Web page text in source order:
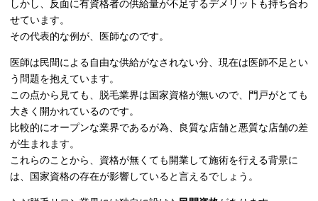
しかし、反面に有資格者の供給量が不足するデメリットも持ち合わ
せています。
その代表的な例が、医師なのです。
医師は民間による自由な供給がなされない分、現在は医師不足とい
う問題を抱えています。
この点から見ても、脱毛業界は国家資格が無いので、門戸がとても
大きく開かれているのです。
比較的にオープンな業界であるが為、良質な店舗と悪質な店舗の差
が生まれます。
これらのことから、資格が無くても開業して施術を行える背景に
は、国家資格の存在が影響していると言えるでしょう。